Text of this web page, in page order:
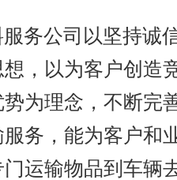
公司以坚持诚
，以为客户创造
为理念，不断完
务，能为客户和
运输物品到车辆